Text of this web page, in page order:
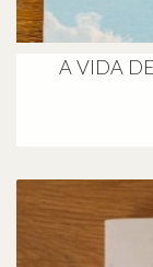
A VIDA